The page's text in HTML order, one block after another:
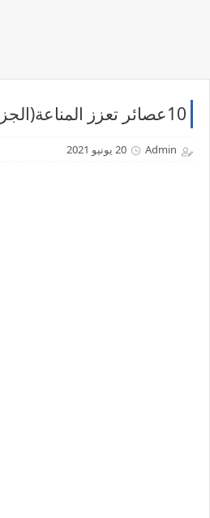
10عصائر تعزز المناعة(الجزء الثاني )
Admin 20 يونيو 2021